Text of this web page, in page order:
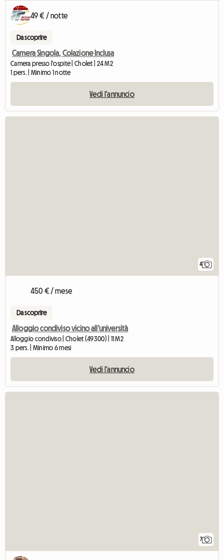
49 € / notte
Da scoprire
Camera Singola, Colazione Inclusa
Camera presso l'ospite | Cholet | 24 M2
1 pers. | Minimo 1 notte
Vedi l'annuncio
4
450 € / mese
Da scoprire
Alloggio condiviso vicino all'università
Alloggio condiviso | Cholet (49300) | 11 M2
3 pers. | Minimo 6 mesi
Vedi l'annuncio
7